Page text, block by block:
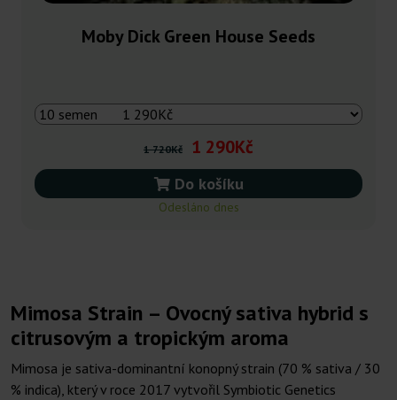
Moby Dick Green House Seeds
1 720Kč 1 290Kč
Do košíku
Odesláno dnes
Mimosa Strain – Ovocný sativa hybrid s
citrusovým a tropickým aroma
Mimosa je sativa-dominantní konopný strain (70 % sativa / 30
% indica), který v roce 2017 vytvořil Symbiotic Genetics